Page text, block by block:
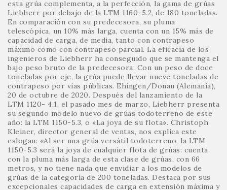
esta grúa complementa, a la perfección, la gama de grúas
Liebherr por debajo de la LTM 1160-5.2, de 180 toneladas.
En comparación con su predecesora, su pluma
telescópica, un 10% más larga, cuenta con un 15% más de
capacidad de carga, de media, tanto con contrapeso
máximo como con contrapeso parcial. La eficacia de los
ingenieros de Liebherr ha conseguido que se mantenga el
bajo peso bruto de la predecesora. Con un peso de doce
toneladas por eje, la grúa puede llevar nueve toneladas de
contrapeso por vías públicas. Ehingen/Donau (Alemania),
20 de octubre de 2020. Después del lanzamiento de la
LTM 1120- 4.1, el pasado mes de marzo, Liebherr presenta
su segundo modelo nuevo de grúas todoterreno de este
año: la LTM 1150-5.3, o «La joya de su flota». Christoph
Kleiner, director general de ventas, nos explica este
eslogan: «Al ser una grúa versátil todoterreno, la LTM
1150-5.3 será la joya de cualquier flota de grúas: cuenta
con la pluma más larga de esta clase de grúas, con 66
metros, y no tiene nada que envidiar a los modelos de
grúas de la categoría de 200 toneladas. Destaca por sus
excepcionales capacidades de carga en extensión máxima y